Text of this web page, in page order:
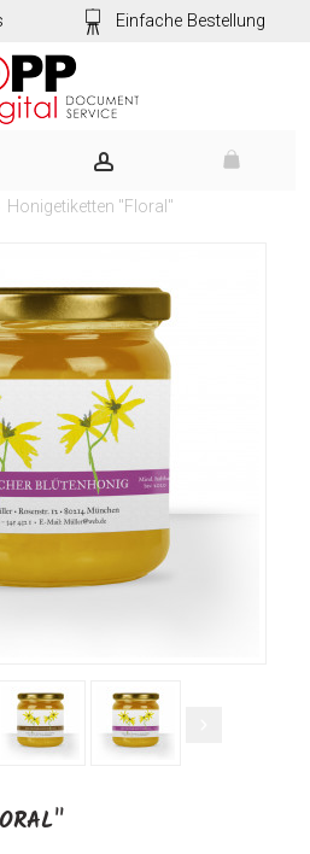
Einfache Bestellung
Honigetiketten "Floral"